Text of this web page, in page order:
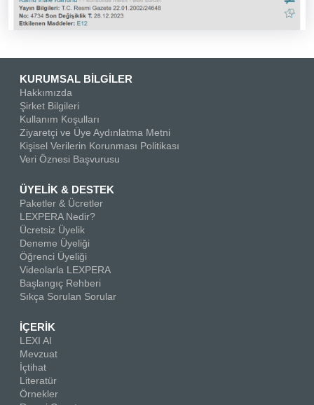
KURUMSAL BİLGİLER
Hakkımızda
Şirket Bilgileri
Kullanım Koşulları
Ziyaretçi ve Üye Aydınlatma Metni
Kişisel Verilerin Korunması Politikası
Veri Öznesi Başvurusu
ÜYELİK & DESTEK
Paketler & Ücretler
LEXPERA Nedir?
Ücretsiz Üyelik
Deneme Üyeliği
Öğrenci Üyeliği
Videolarla LEXPERA
Başlangıç Rehberi
Sıkça Sorulan Sorular
İÇERİK
LEXI AI
Mevzuat
İçtihat
Literatür
Örnekler